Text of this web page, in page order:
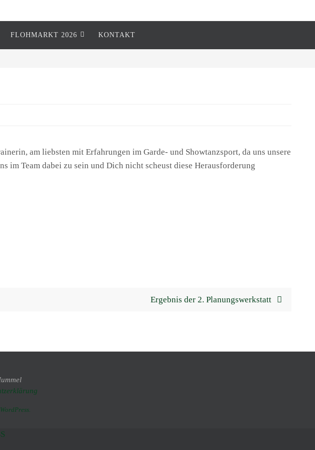
FLOHMARKT 2026 KONTAKT
am liebsten mit Erfahrungen im Garde- und Showtanzsport, da uns unsere
im Team dabei zu sein und Dich nicht scheust diese Herausforderung
Ergebnis der 2. Planungswerkstatt
WordPress.